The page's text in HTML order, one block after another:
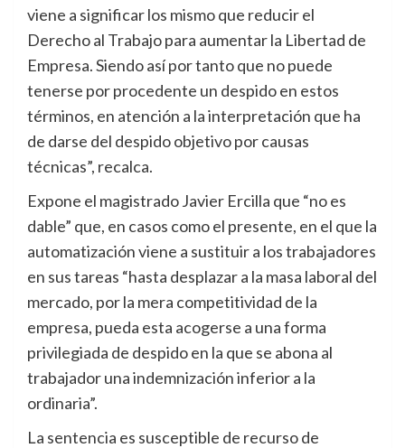
viene a significar los mismo que reducir el
Derecho al Trabajo para aumentar la Libertad de
Empresa. Siendo así por tanto que no puede
tenerse por procedente un despido en estos
términos, en atención a la interpretación que ha
de darse del despido objetivo por causas
técnicas”, recalca.
Expone el magistrado Javier Ercilla que “no es
dable” que, en casos como el presente, en el que la
automatización viene a sustituir a los trabajadores
en sus tareas “hasta desplazar a la masa laboral del
mercado, por la mera competitividad de la
empresa, pueda esta acogerse a una forma
privilegiada de despido en la que se abona al
trabajador una indemnización inferior a la
ordinaria”.
La sentencia es susceptible de recurso de